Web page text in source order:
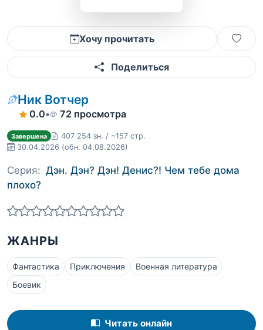
Хочу прочитать
Поделиться
Ник Вотчер
0.0• 72 просмотра
Завершена
407 254 зн. / ~157 стр.
30.04.2026 (обн. 04.08.2026)
Серия: Дэн. Дэн? Дэн! Денис?! Чем тебе дома
плохо?
ЖАНРЫ
Фантастика Приключения
Военная литература
Боевик
Читать онлайн